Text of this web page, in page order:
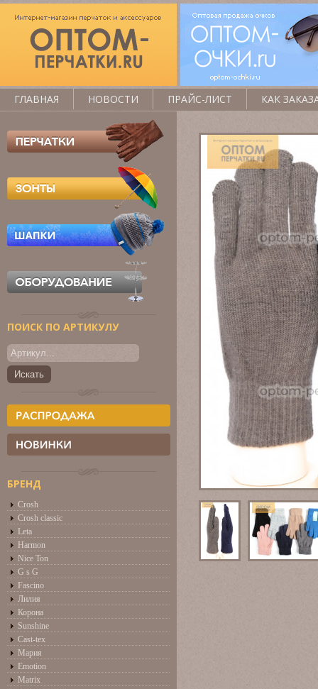
ПОИСК ПО АРТИКУЛУ
БРЕНД
Crosh
Crosh classic
Leta
Harmon
Nice Ton
G s G
Fascino
Лилия
Корона
Sunshine
Cast-tex
Мария
Emotion
Matrix
ГЛАВНАЯ НОВОСТИ ПРАЙС-ЛИСТ КАК